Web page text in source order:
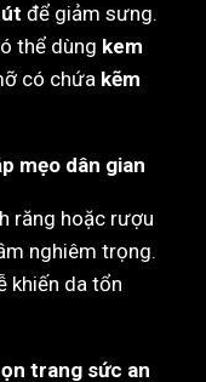
để giảm sưng.
thể dùng kem
có chứa kẽm
mẹo dân gian
răng hoặc rượu
nghiêm trọng.
khiến da tổn
trang sức an